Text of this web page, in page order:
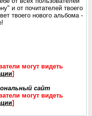
и от почитателей твоего
твоего нового альбома -
могут видеть
]
сайт
могут видеть
]